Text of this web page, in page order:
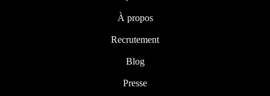
À propos
Recrutement
Blog
Presse